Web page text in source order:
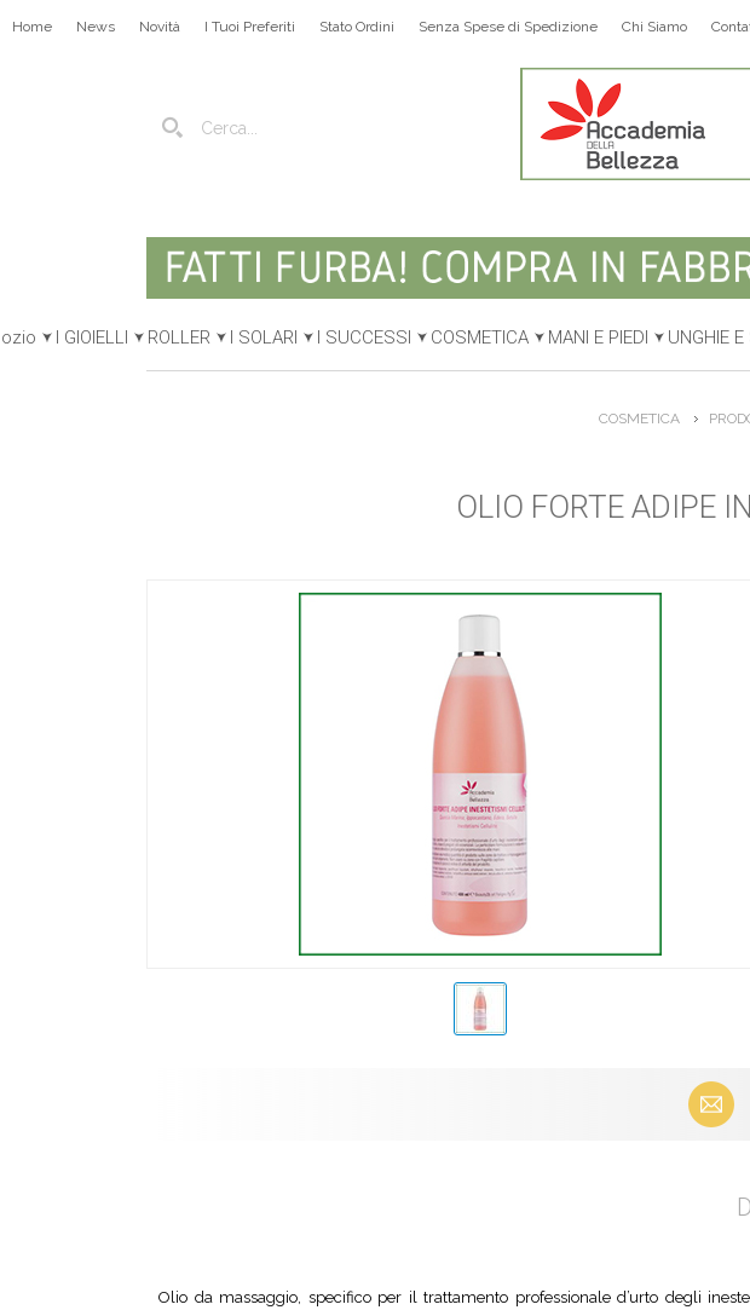
Home News Novità I Tuoi Preferiti Stato Ordini Senza Spese di Spedizione Chi Siamo
I GIOIELLI ROLLER I SOLARI I SUCCESSI COSMETICA MANI E PIEDI UNGHIE E
COSMETICA
OLIO FORTE ADIPE
Email
Olio da massaggio, specifico per il trattamento professionale d’urto degli